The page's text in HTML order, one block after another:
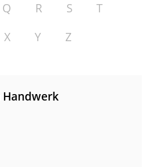
Q R S
T
X Y Z
Handwerk